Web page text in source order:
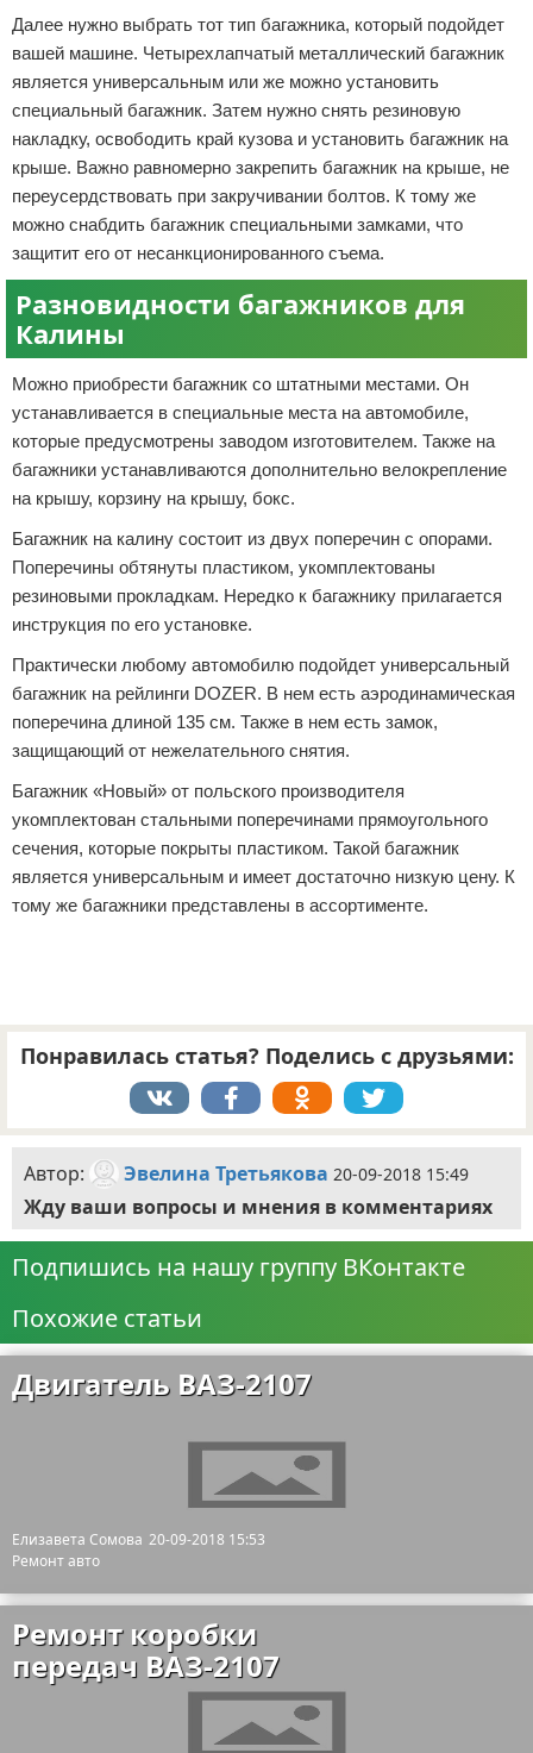
Далее нужно выбрать тот тип багажника, который подойдет
вашей машине. Четырехлапчатый металлический багажник
является универсальным или же можно установить
специальный багажник. Затем нужно снять резиновую
накладку, освободить край кузова и установить багажник на
крыше. Важно равномерно закрепить багажник на крыше, не
переусердствовать при закручивании болтов. К тому же
можно снабдить багажник специальными замками, что
защитит его от несанкционированного съема.
Разновидности багажников для
Калины
Можно приобрести багажник со штатными местами. Он
устанавливается в специальные места на автомобиле,
которые предусмотрены заводом изготовителем. Также на
багажники устанавливаются дополнительно велокрепление
на крышу, корзину на крышу, бокс.
Багажник на калину состоит из двух поперечин с опорами.
Поперечины обтянуты пластиком, укомплектованы
резиновыми прокладкам. Нередко к багажнику прилагается
инструкция по его установке.
Практически любому автомобилю подойдет универсальный
багажник на рейлинги DOZER. В нем есть аэродинамическая
поперечина длиной 135 см. Также в нем есть замок,
защищающий от нежелательного снятия.
Багажник «Новый» от польского производителя
укомплектован стальными поперечинами прямоугольного
сечения, которые покрыты пластиком. Такой багажник
является универсальным и имеет достаточно низкую цену. К
тому же багажники представлены в ассортименте.
Понравилась статья? Поделись с друзьями:
Автор: Эвелина Третьякова 20-09-2018 15:49
Жду ваши вопросы и мнения в комментариях
Подпишись на нашу группу ВКонтакте
Похожие статьи
Двигатель ВАЗ-2107
Елизавета Сомова 20-09-2018 15:53
Ремонт авто
Ремонт коробки
передач ВАЗ-2107